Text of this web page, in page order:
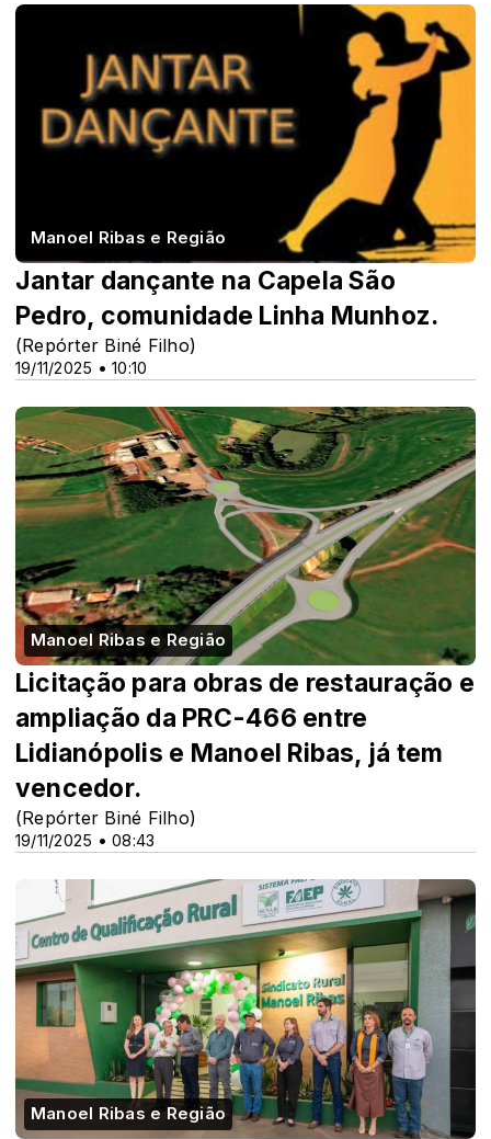
Manoel Ribas e Região
19/11/2025 • 10:10
Jantar dançante na Capela São
Pedro, comunidade Linha Munhoz.
(Repórter Biné Filho)
Manoel Ribas e Região
19/11/2025 • 08:43
Licitação para obras de restauração e
ampliação da PRC-466 entre
Lidianópolis e Manoel Ribas, já tem
vencedor.
(Repórter Biné Filho)
Manoel Ribas e Região